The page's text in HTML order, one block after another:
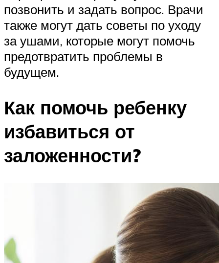
позвонить и задать вопрос. Врачи
также могут дать советы по уходу
за ушами, которые могут помочь
предотвратить проблемы в
будущем.
Как помочь ребенку
избавиться от
заложенности?